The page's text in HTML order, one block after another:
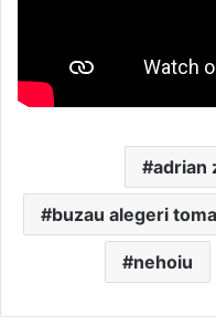
adrian
buzau alegeri toma
nehoiu